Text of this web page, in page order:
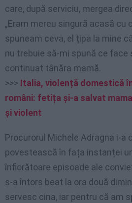
care, după serviciu, mergea
„Eram mereu singură acasă cu
spuneam ceva, el țipa la mine
nu trebuie să-mi spună ce face
continuat tânăra mamă.
>>> Italia, violență domestică
români: fetița și-a salvat
și violent
Procurorul Michele Adragna i-a
povestească în fața instanței
înfiorătoare episoade ale
s-a întors beat la ora două
servesc cina, iar pentru că am